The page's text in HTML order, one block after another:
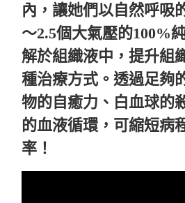
內，讓她們以自然呼吸
～2.5個大氣壓的100%
解於組織液中，提升組
種治療方式。透過足夠
物的自癒力、白血球的
的血液循環，可縮短病
率！